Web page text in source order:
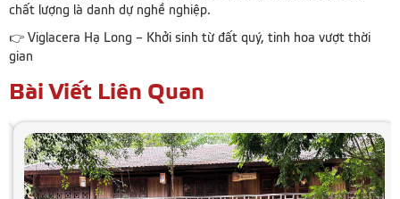
chất lượng là danh dự nghề nghiệp.
👉 Viglacera Hạ Long – Khởi sinh từ đất quý, tinh hoa vượt thời
gian
Bài Viết Liên Quan